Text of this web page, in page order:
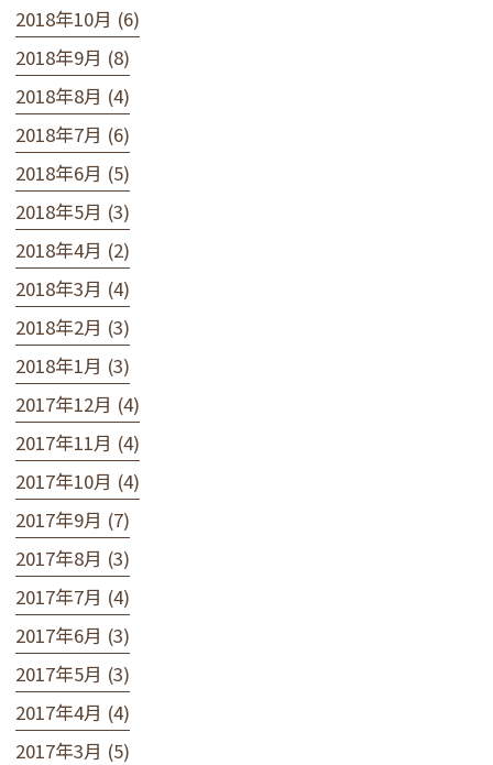
2018年10月 (6)
2018年9月 (8)
2018年8月 (4)
2018年7月 (6)
2018年6月 (5)
2018年5月 (3)
2018年4月 (2)
2018年3月 (4)
2018年2月 (3)
2018年1月 (3)
2017年12月 (4)
2017年11月 (4)
2017年10月 (4)
2017年9月 (7)
2017年8月 (3)
2017年7月 (4)
2017年6月 (3)
2017年5月 (3)
2017年4月 (4)
2017年3月 (5)